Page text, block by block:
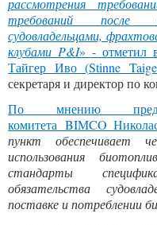
рассмотрения
требований после
судовладельцами,
клубами P&I» - отметил
Тайгер Иво (Stinne
секретаря и директор по
По мнению
комитета BIMCO
пункт обеспечивает
использования
стандарты
обязательства
поставке и потреблении